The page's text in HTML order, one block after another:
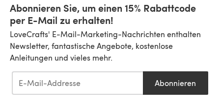
Abonnieren Sie, um einen 15% Rabattcode
per E-Mail zu erhalten!
LoveCrafts' E-Mail-Marketing-Nachrichten enthalten
Newsletter, fantastische Angebote, kostenlose
Anleitungen und vieles mehr.
Abonnieren